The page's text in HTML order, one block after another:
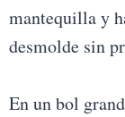
mantequilla y
desmolde sin
En un bol